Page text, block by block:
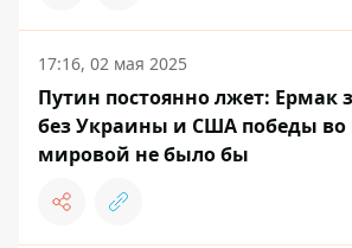
17:16, 02 мая 2025
Путин постоянно лжет: Ермак
без Украины и США победы во
мировой не было бы